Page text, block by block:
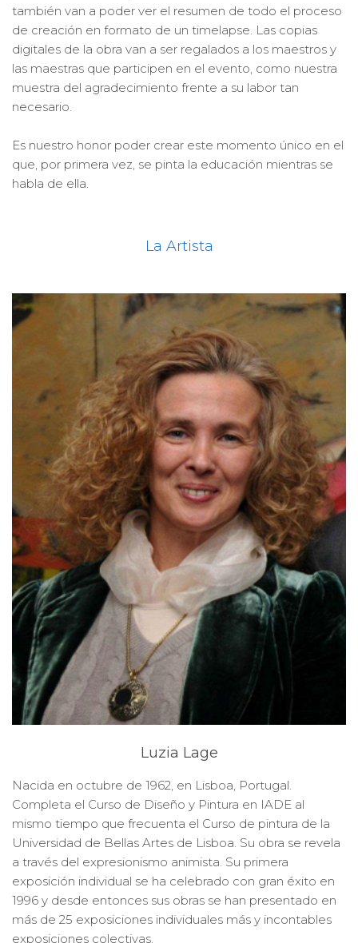
también van a poder ver el resumen de todo el proceso
de creación en formato de un timelapse. Las copias
digitales de la obra van a ser regalados a los maestros y
las maestras que participen en el evento, como nuestra
muestra del agradecimiento frente a su labor tan
necesario.
Es nuestro honor poder crear este momento único en el
que, por primera vez, se pinta la educación mientras se
habla de ella.
La Artista
Luzia Lage
Nacida en octubre de 1962, en Lisboa, Portugal.
Completa el Curso de Diseño y Pintura en IADE al
mismo tiempo que frecuenta el Curso de pintura de la
Universidad de Bellas Artes de Lisboa. Su obra se revela
a través del expresionismo animista. Su primera
exposición individual se ha celebrado con gran éxito en
1996 y desde entonces sus obras se han presentado en
más de 25 exposiciones individuales más y incontables
exposiciones colectivas.